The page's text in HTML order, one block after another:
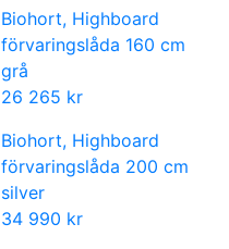
Biohort, Highboard
förvaringslåda 160 cm
grå
26 265 kr
Biohort, Highboard
förvaringslåda 200 cm
silver
34 990 kr